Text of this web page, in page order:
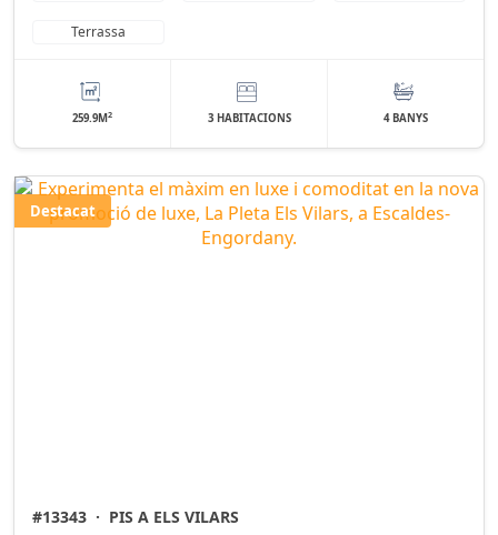
Terrassa
259.9M2 3 HABITACIONS 4 BANYS
Destacat
#13343 · PIS A ELS VILARS